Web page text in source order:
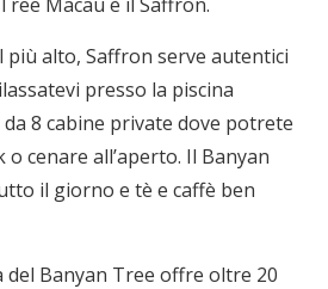
più alto, Saffron serve autentici
presso la piscina
8 cabine private dove potrete
cenare all’aperto. Il Banyan
il giorno e tè e caffè ben
Banyan Tree offre oltre 20